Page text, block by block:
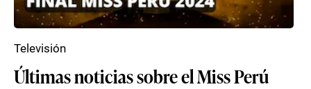
Últimas noticias sobre el Miss Perú
Televisión